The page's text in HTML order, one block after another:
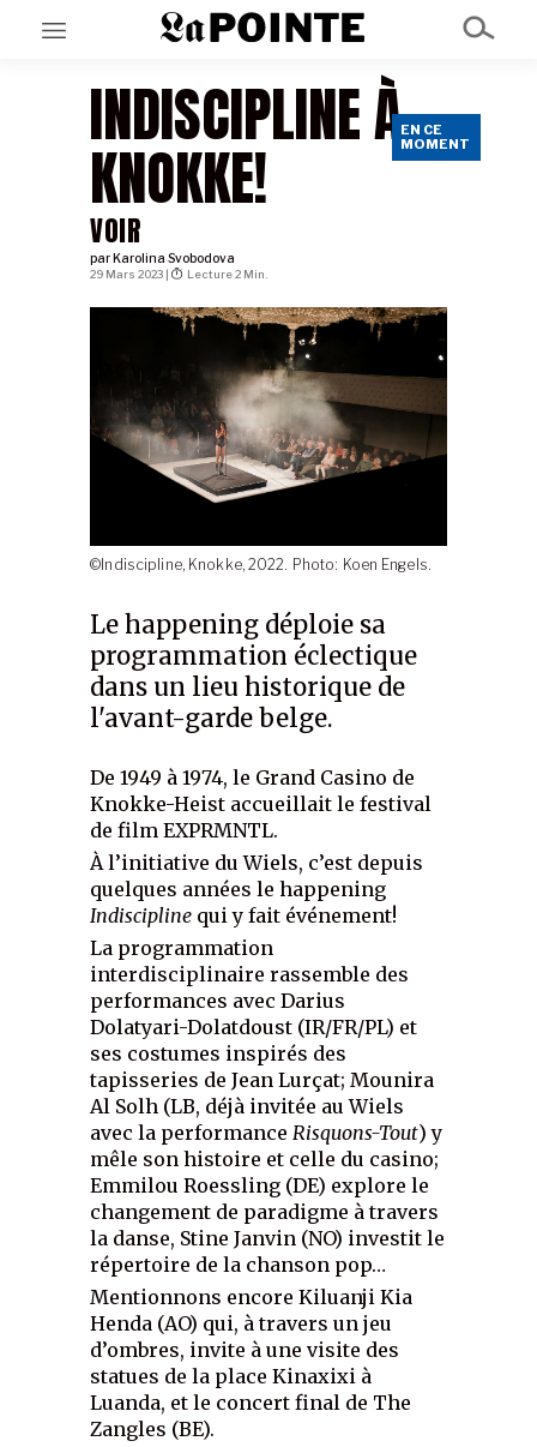
EN CE MOMENT
GRAND ANGLE
AU LARGE
ÉMOIS
EN CHANTIER
SÉRIES
À PROPOS
SOUTENEZ NOUS
©Indiscipline, Knokke, 2022. Photo: Koen Engels.
INDISCIPLINE À
KNOKKE!
VOIR
EN CE
MOMENT
par Karolina Svobodova
Le happening déploie sa
programmation éclectique
dans un lieu historique de
l'avant-garde belge.
29 Mars 2023 | Lecture 2 Min.
De 1949 à 1974, le Grand Casino de
Knokke-Heist accueillait le festival
de film EXPRMNTL.
À l’initiative du Wiels, c’est depuis
quelques années le happening
Indiscipline qui y fait événement!
La programmation
interdisciplinaire rassemble des
performances avec Darius
Dolatyari-Dolatdoust (IR/FR/PL) et
ses costumes inspirés des
tapisseries de Jean Lurçat; Mounira
Al Solh (LB, déjà invitée au Wiels
avec la performance Risquons-Tout) y
mêle son histoire et celle du casino;
Emmilou Roessling (DE) explore le
changement de paradigme à travers
la danse, Stine Janvin (NO) investit le
répertoire de la chanson pop…
Mentionnons encore Kiluanji Kia
Henda (AO) qui, à travers un jeu
d’ombres, invite à une visite des
statues de la place Kinaxixi à
Luanda, et le concert final de The
Zangles (BE).